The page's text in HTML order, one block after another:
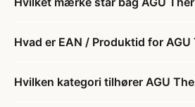
Hvad er EAN / Produktid for
Hvilken kategori tilhører AGU